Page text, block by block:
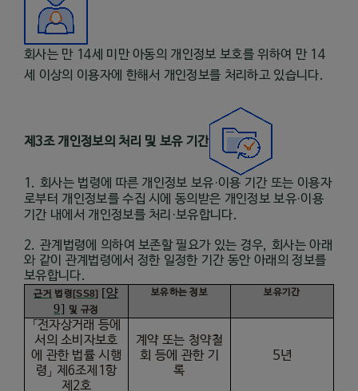
회사는 만 14세 미만 아동의 개인정보 보호를 위하여 만 14
세 이상의 이용자에 한해서 개인정보를 처리하고 있습니다.
제3조 개인정보의 처리 및 보유 기간
1. 회사는 법령에 따른 개인정보 보유·이용 기간 또는 이용자
로부터 개인정보를 수집 시에 동의받은 개인정보 보유·이용
기간 내에서 개인정보를 처리·보유합니다.
2. 관계법령에 의하여 보존할 필요가 있는 경우, 회사는 아래
와 같이 관계법령에서 정한 일정한 기간 동안 아래의 정보를
보유합니다.
근거 법령 [SS8] [양
9] 및 규정
보유하는 정보 보유기간
「전자상거래 등에
서의 소비자보호
에 관한 법률 시행
령」 제 6조제 1 항
제 2호
계약 또는 청약철
회 등에 관한 기
록
5년